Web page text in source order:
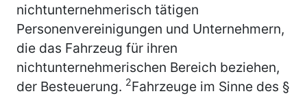
nichtunternehmerisch tätigen
Personenvereinigungen und Unternehmern,
die das Fahrzeug für ihren
nichtunternehmerischen Bereich beziehen,
der Besteuerung. 2Fahrzeuge im Sinne des §